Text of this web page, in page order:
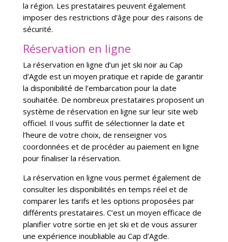
la région. Les prestataires peuvent également
imposer des restrictions d’âge pour des raisons de
sécurité.
Réservation en ligne
La réservation en ligne d’un jet ski noir au Cap
d’Agde est un moyen pratique et rapide de garantir
la disponibilité de l’embarcation pour la date
souhaitée. De nombreux prestataires proposent un
système de réservation en ligne sur leur site web
officiel. Il vous suffit de sélectionner la date et
l’heure de votre choix, de renseigner vos
coordonnées et de procéder au paiement en ligne
pour finaliser la réservation.
La réservation en ligne vous permet également de
consulter les disponibilités en temps réel et de
comparer les tarifs et les options proposées par
différents prestataires. C’est un moyen efficace de
planifier votre sortie en jet ski et de vous assurer
une expérience inoubliable au Cap d’Agde.